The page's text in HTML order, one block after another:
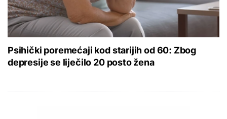
Psihički poremećaji kod starijih od 60: Zbog
depresije se liječilo 20 posto žena